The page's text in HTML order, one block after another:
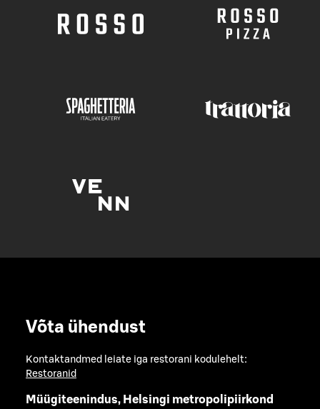
Võta ühendust
Kontaktandmed leiate iga restorani kodulehelt:
Restoranid
Müügiteenindus, Helsingi metropolipiirkond